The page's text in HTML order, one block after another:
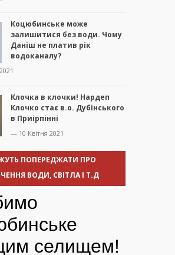
Коцюбинське може
залишитися без води. Чому
Даніш не платив рік
водоканалу?
Клочка в клочки! Нардеп
Клочко стає в.о. Дубінського
в Приірпінні
— 10 Квітня 2021
ПОПЕРЕДЖАТИ ПРО
ВОДИ, СВІТЛА І Т.Д